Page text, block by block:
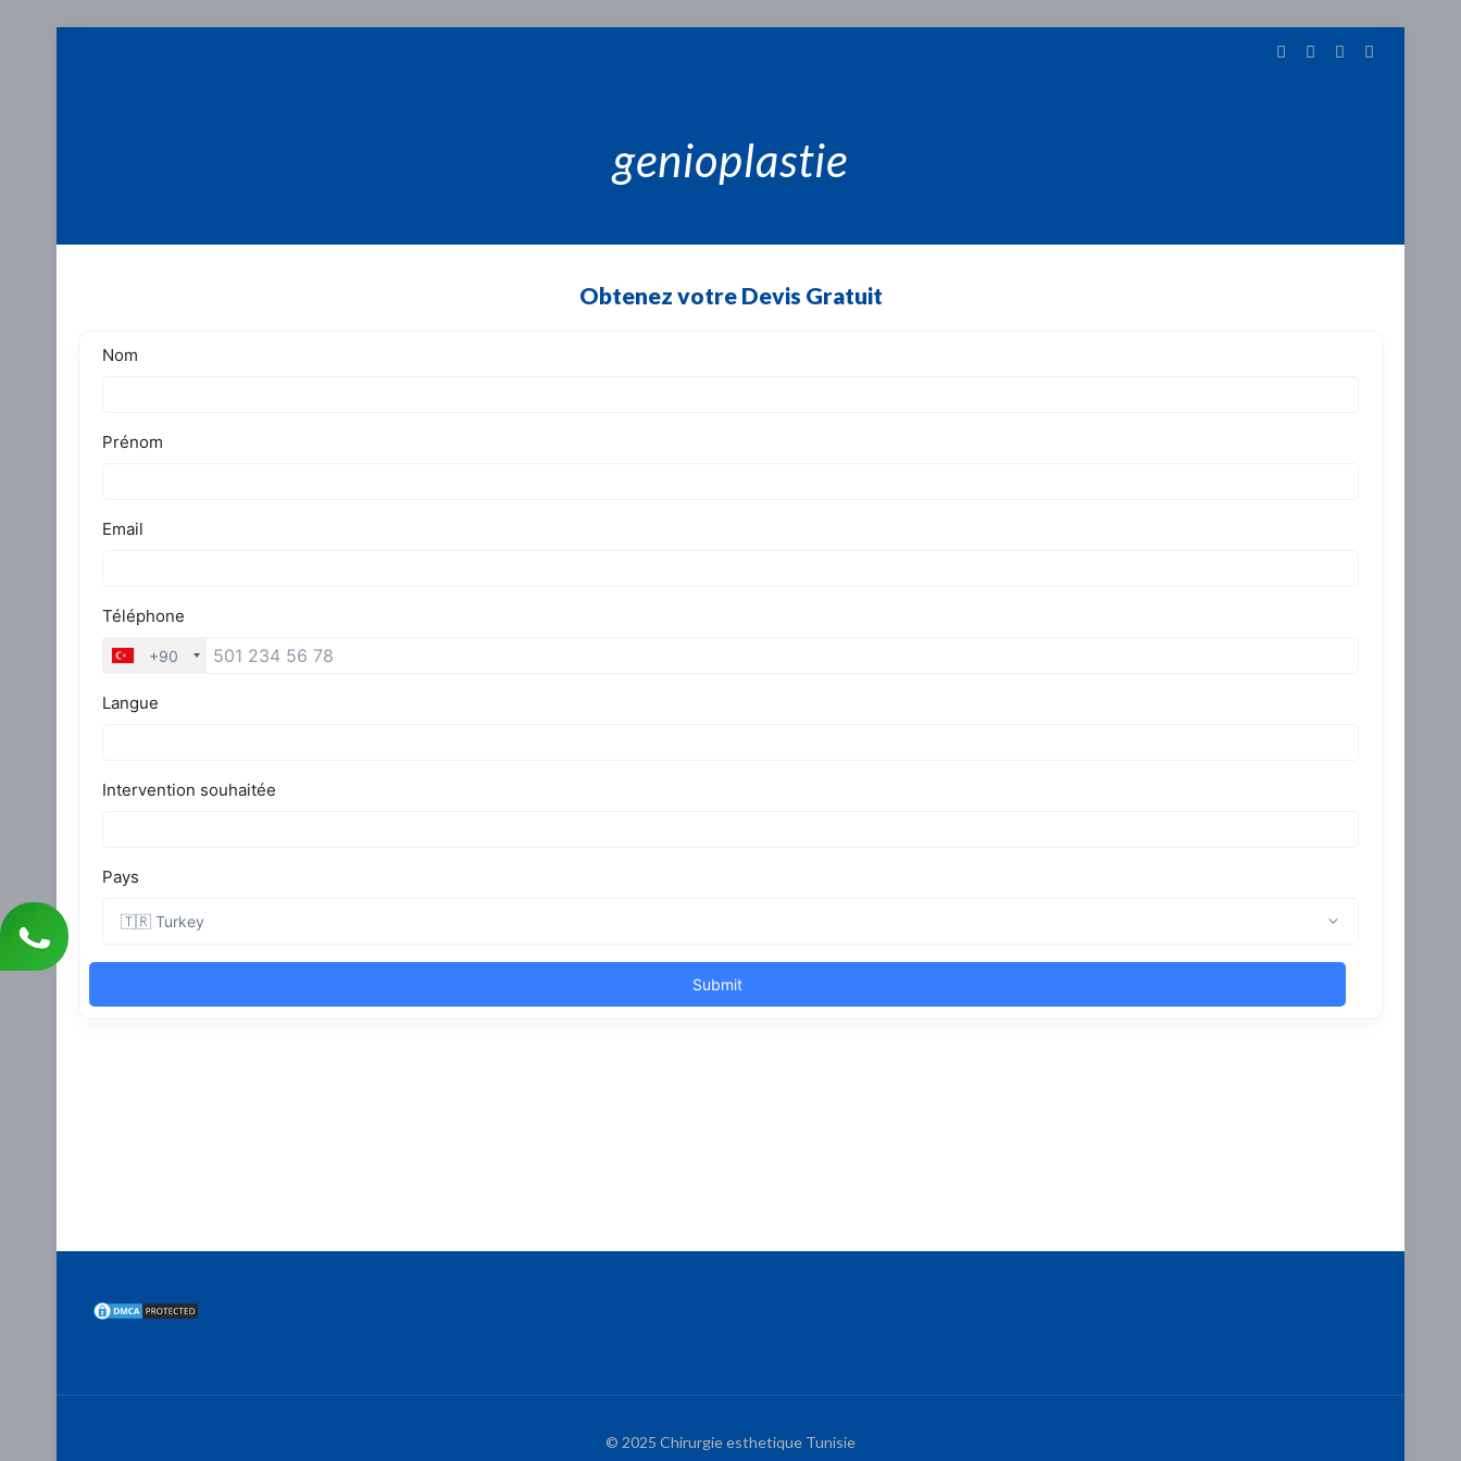
genioplastie
Obtenez votre Devis Gratuit
© 2025 Chirurgie esthetique Tunisie